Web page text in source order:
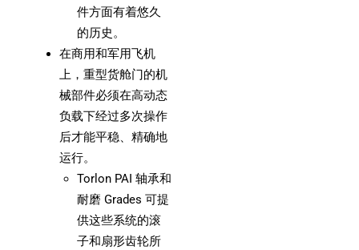
件方面有着悠久
的历史。
在商用和军用飞机
上，重型货舱门的机
械部件必须在高动态
负载下经过多次操作
后才能平稳、精确地
运行。
Torlon PAI 轴承和
耐磨 Grades 可提
供这些系统的滚
子和扇形齿轮所